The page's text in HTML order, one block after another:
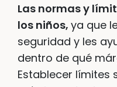
Las normas y
los niños, ya que
seguridad y les
dentro de qué
Establecer límites